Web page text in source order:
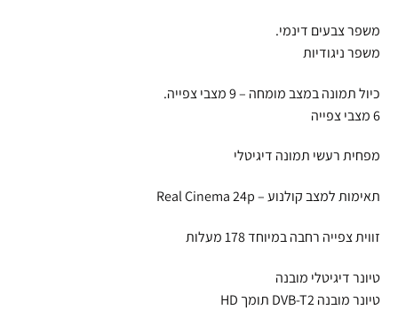
משפר צבעים דינמי.
משפר ניגודיות
כיול תמונה במצב מומחה – 9 מצבי צפייה.
6 מצבי צפייה
מפחית רעשי תמונה דיגיטלי
תאימות למצב קולנוע – Real Cinema 24p
זווית צפייה רחבה במיוחד 178 מעלות
טיונר דיגיטלי מובנה
טיונר מובנה DVB-T2 תומך HD